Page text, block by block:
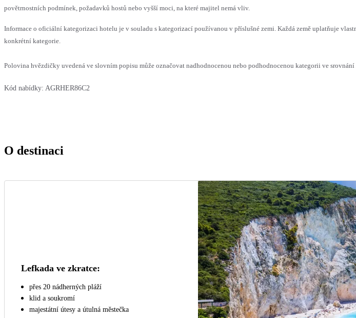
povětrnostních podmínek, požadavků hostů nebo vyšší moci, na které majitel nemá vliv.
Informace o oficiální kategorizaci hotelu je v souladu s kategorizací používanou v příslušné zemi. Každá země uplatňuje
konkrétní kategorie.
Polovina hvězdičky uvedená ve slovním popisu může označovat nadhodnocenou nebo podhodnocenou kategorii ve
Kód nabídky: AGRHER86C2
O destinaci
Lefkada ve zkratce:
přes 20 nádherných pláží
klid a soukromí
majestátní útesy a útulná městečka